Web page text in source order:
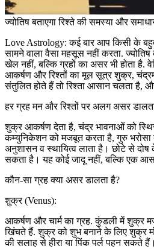
ज्योतिष बताएगा रिश्ते की समस्या और
Love Astrology:कई बार आप किसी के
सामने वाला वैसा महसूस नहीं करता.
खेल नहीं, बल्कि ग्रहों का असर भी होता है.
आकर्षण और रिश्तों का मूल सूत्र शुक्र,
संतुलित होते हैं तो रिश्ता आसान चलता है,
हर ग्रह मन और रिश्तों पर अलग असर
शुक्र आकर्षण देता है, चंद्र भावनाओं को
कम्युनिकेशन को मजबूत करता है, गुरु भरोसा
अनुशासन व स्थायित्व लाता है। छोटे से दोष
सकता है। यह कोई जादू नहीं, बल्कि एक
कौन-सा ग्रह क्या असर डालता है?
शुक्र (Venus):
आकर्षण और चार्म का ग्रह. कुंडली में शुक्र
खिंचते हैं. शुक्र को शुभ बनाने के लिए शुक्र
की सलाह से हीरा या पिंक पर्ल पहन सकते हैं।